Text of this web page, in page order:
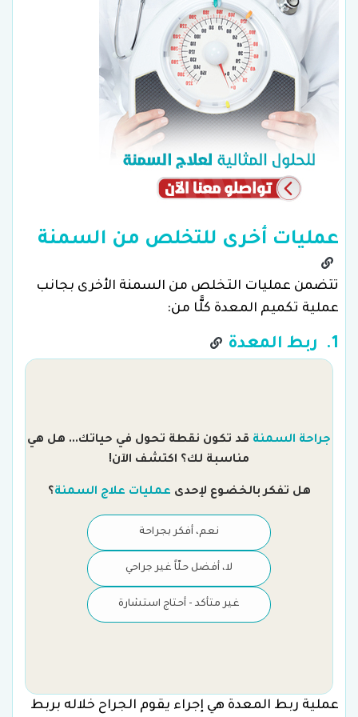
عمليات أخرى للتخلص من السمنة
تتضمن عمليات التخلص من السمنة الأخرى بجانب
عملية تكميم المعدة كلًّا من:
1. ربط المعدة
جراحة السمنة قد تكون نقطة تحول في حياتك... هل هي
مناسبة لك؟ اكتشف الآن!
هل تفكر بالخضوع لإحدى عمليات علاج السمنة؟
نعم، أفكر بجراحة
لا، أفضل حلّاً غير جراحي
غير متأكد - أحتاج استشارة
عملية ربط المعدة هي إجراء يقوم الجراح خلاله بربط